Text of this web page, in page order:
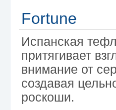
Fortune
Испанская
притягивает
внимание от
создавая
роскоши.